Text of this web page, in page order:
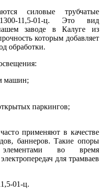
силовые трубчатые
11,5-01-ц. Это вид
заводе в Калуге из
которым добавляет
обработки.
машин;
паркингов;
применяют в качестве
баннеров. Такие опоры
элементами во время
для трамваев
01-ц.